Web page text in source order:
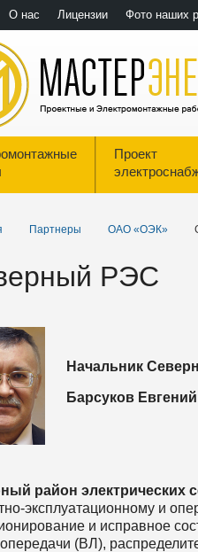
О нас Лицензии Фото наших
Проект
Партнеры ОАО «ОЭК»
РЭС
Начальник
Барсуков Евгений
район электрических
эксплуатационному и
и исправное
(ВЛ),